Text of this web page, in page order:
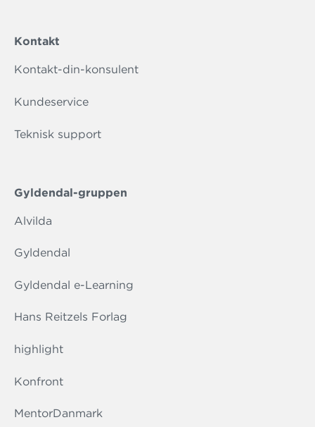
Kontakt
Kontakt-din-konsulent
Kundeservice
Teknisk support
Gyldendal-gruppen
Alvilda
Gyldendal
Gyldendal e-Learning
Hans Reitzels Forlag
highlight
Konfront
MentorDanmark